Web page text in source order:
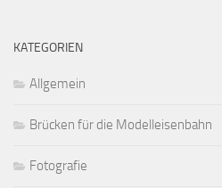
KATEGORIEN
Allgemein
Brücken für die Modelleisenbahn
Fotografie